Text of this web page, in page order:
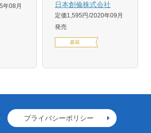
年08月
日本創倫株式会社
定価1,595円 2020年09月
発売
書籍
プライバシーポリシー